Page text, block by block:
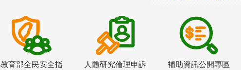
教育部全民安全指
人體研究倫理申訴 補助資訊公開專區